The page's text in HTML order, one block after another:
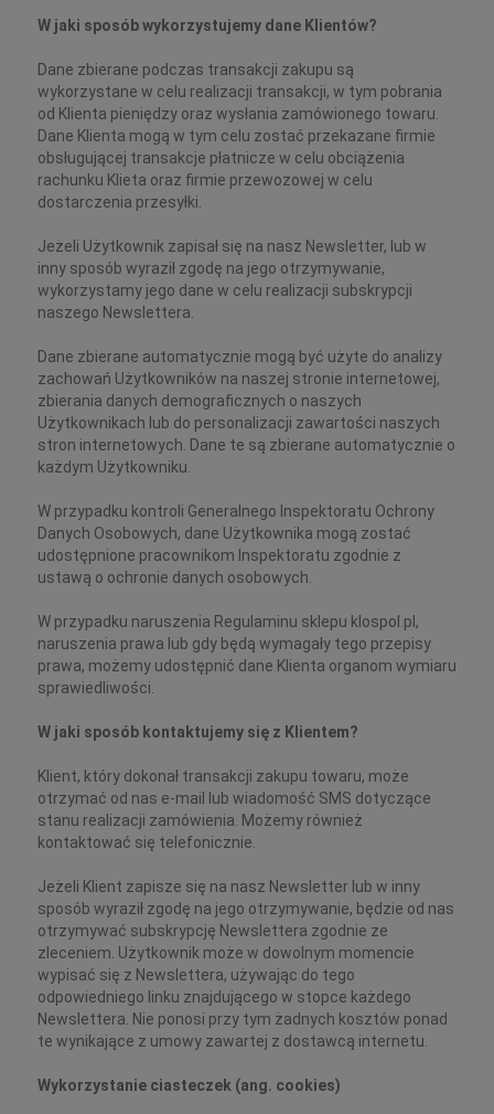
W jaki sposób wykorzystujemy dane Klientów?
Dane zbierane podczas transakcji zakupu są
wykorzystane w celu realizacji transakcji, w tym pobrania
od Klienta pieniędzy oraz wysłania zamówionego towaru.
Dane Klienta mogą w tym celu zostać przekazane firmie
obsługującej transakcje płatnicze w celu obciążenia
rachunku Klieta oraz firmie przewozowej w celu
dostarczenia przesyłki.
Jeżeli Użytkownik zapisał się na nasz Newsletter, lub w
inny sposób wyraził zgodę na jego otrzymywanie,
wykorzystamy jego dane w celu realizacji subskrypcji
naszego Newslettera.
Dane zbierane automatycznie mogą być użyte do analizy
zachowań Użytkowników na naszej stronie internetowej,
zbierania danych demograficznych o naszych
Użytkownikach lub do personalizacji zawartości naszych
stron internetowych. Dane te są zbierane automatycznie o
każdym Użytkowniku.
W przypadku kontroli Generalnego Inspektoratu Ochrony
Danych Osobowych, dane Użytkownika mogą zostać
udostępnione pracownikom Inspektoratu zgodnie z
ustawą o ochronie danych osobowych.
W przypadku naruszenia Regulaminu sklepu klospol.pl,
naruszenia prawa lub gdy będą wymagały tego przepisy
prawa, możemy udostępnić dane Klienta organom wymiaru
sprawiedliwości.
W jaki sposób kontaktujemy się z Klientem?
Klient, który dokonał transakcji zakupu towaru, może
otrzymać od nas e-mail lub wiadomość SMS dotyczące
stanu realizacji zamówienia. Możemy również
kontaktować się telefonicznie.
Jeżeli Klient zapisze się na nasz Newsletter lub w inny
sposób wyraził zgodę na jego otrzymywanie, będzie od nas
otrzymywać subskrypcję Newslettera zgodnie ze
zleceniem. Użytkownik może w dowolnym momencie
wypisać się z Newslettera, używając do tego
odpowiedniego linku znajdującego w stopce każdego
Newslettera. Nie ponosi przy tym żadnych kosztów ponad
te wynikające z umowy zawartej z dostawcą internetu.
Wykorzystanie ciasteczek (ang. cookies)